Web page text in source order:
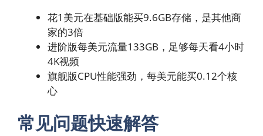
花1美元在基础版能买9.6GB存储，是其他商
家的3倍
进阶版每美元流量133GB，足够每天看4小时
4K视频
旗舰版CPU性能强劲，每美元能买0.12个核
心
常见问题快速解答